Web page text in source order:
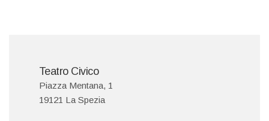
Teatro Civico
Piazza Mentana, 1
19121 La Spezia